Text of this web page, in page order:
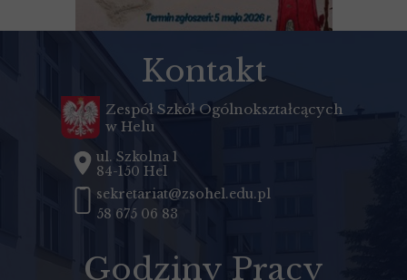
Kontakt
Zespół Szkół Ogólnokształcących
w Helu
ul. Szkolna 1
84-150 Hel
sekretariat@zsohel.edu.pl
58 675 06 83
Godziny Pracy